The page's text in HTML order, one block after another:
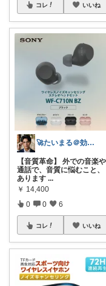
コレ いいね
🚀たいまる＠効率至上主義のセレクトニキ
【音質革命】 外での音楽や
通話で、音質に悩むこと、
あります ...
￥ 14,400
0 0 6
コレ いいね